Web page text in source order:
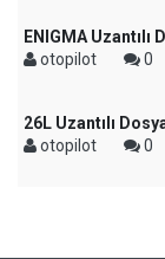
ENIGMA
otopilot
0
26L Uzantılı
otopilot
0